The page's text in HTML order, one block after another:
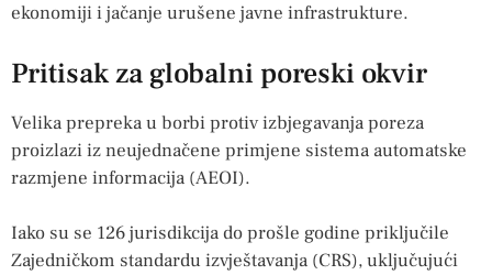
ekonomiji i jačanje urušene javne infrastrukture.
Pritisak za globalni poreski okvir
Velika prepreka u borbi protiv izbjegavanja poreza
proizlazi iz neujednačene primjene sistema automatske
razmjene informacija (AEOI).
Iako su se 126 jurisdikcija do prošle godine priključile
Zajedničkom standardu izvještavanja (CRS), uključujući